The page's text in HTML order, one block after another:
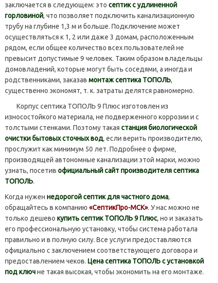
заключается в следующем: это септик с удлиненной
горловиной, что позволяет подключить канализационную
трубу на глубине 1,3 м и больше. Подключение может
осуществляться к 1, 2 или даже 3 домам, расположенным
рядом, если общее количество всех пользователей не
превысит допустимые 9 человек. Таким образом владельцы
домовладений, которые могут быть соседями, а иногда и
родственниками, заказав монтаж септика ТОПОЛЬ,
существенно экономят, т. к. затраты делятся равномерно.
Корпус септика ТОПОЛЬ 9 Плюс изготовлен из
износостойкого материала, не подверженного коррозии и с
толстыми стенками. Поэтому такая станция биологической
очистки бытовых сточных вод, если верить производителю,
прослужит как минимум 50 лет. Подробнее о фирме,
производящей автономные канализации этой марки, можно
узнать, посетив официальный сайт производителя септика
ТОПОЛЬ.
Когда нужен недорогой септик для частного дома,
обращайтесь в компанию «СептикПро-МСК». У нас можно не
только дешево купить септик ТОПОЛЬ 9 Плюс, но и заказать
его профессиональную установку, чтобы система работала
правильно и в полную силу. Все услуги предоставляются
официально с заключением соответствующего договора и
предоставлением чеков. Цена септика ТОПОЛЬ с установкой
под ключне такая высокая, чтобы экономить на его монтаже.